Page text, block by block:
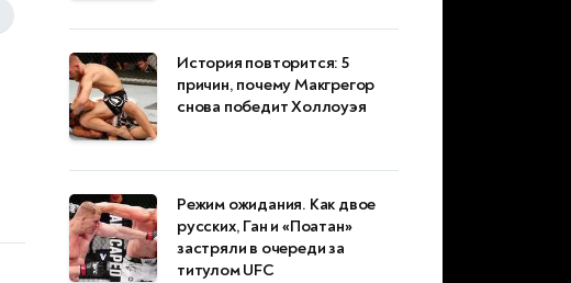
История повторится: 5
причин, почему Макгрегор
снова победит Холлоуэя
Режим ожидания. Как двое
русских, Ган и «Поатан»
застряли в очереди за
титулом UFC